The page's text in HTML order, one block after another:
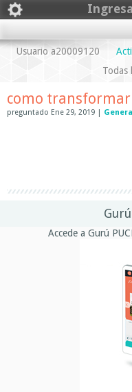
Usuario a20009120
Todas
como transformar
preguntado Ene 29, 2019 |
Accede a Gurú